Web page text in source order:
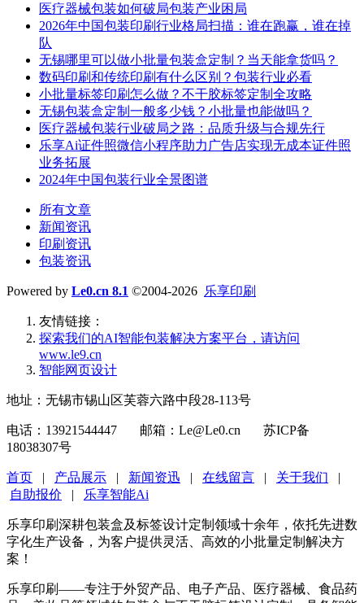
医疗器械包装如何破局包装产业困局
2026年中国包装印刷行业格局扫描：谁在跑赢，谁在掉
队
无锡哪里可以做小批量包装盒定制？当天能拿货吗？
数码印刷和传统印刷有什么区别？包装行业必看
小批量标签印刷怎么做？不干胶标签定制全攻略
无锡包装盒定制一般多少钱？小批量也能做吗？
医疗器械包装行业破局之路：品质升级与合规先行
乐享Ai证件照微信小程序助力广告店实现无成本证件照
业务拓展
2024年中国包装行业全景图谱
所有文章
新闻资讯
印刷资讯
包装资讯
Powered by Le0.cn 8.1 ©2004-2026 乐享印刷
友情链接：
探索我们的‌AI智能包装解决方案平台‌，请访问
www.le9.cn
智能网页设计
地址：无锡市锡山区芙蓉六路中段28-113号
电话：13921544447 邮箱：Le@Le0.cn 苏ICP备
18038307号
首页 | 产品展示 | 新闻资迅 | 在线留言 | 关于我们 |
自助报价 | 乐享智能Ai
乐享印刷深耕包装盒及标签设计定制领域十余年，依托先进数
字化生产设备，为客户提供灵活、高效的小批量定制解决方
案！
乐享印刷——专注于外贸产品、电子产品、医疗器械、食品药